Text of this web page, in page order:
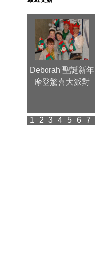
Deborah 聖誕新年
摩登驚喜大派對
1 2 3 4 5 6 7